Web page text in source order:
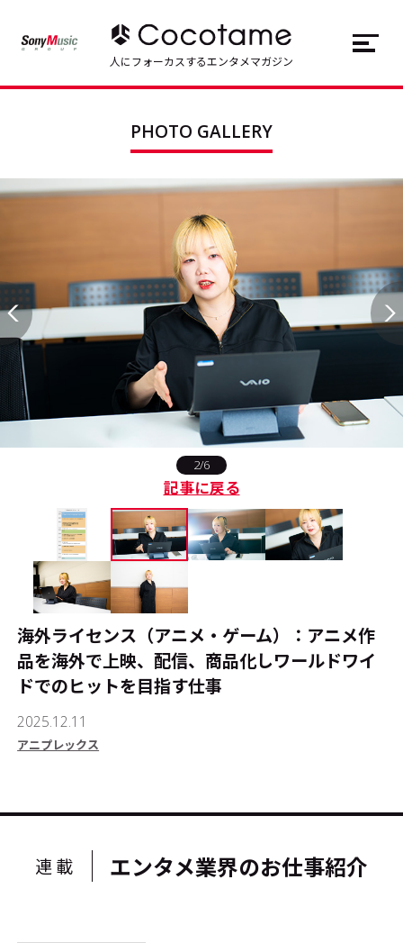
Cocotameとは About
#エンタメ業界のちょっといい話
#リクルート
運営会社 プライバシーポリシー
本サイトご利用にあたって
JP EN
人にフォーカスするエンタメマガジン
PHOTO GALLERY
2/6
記事に戻る
海外ライセンス（アニメ・ゲーム）：アニメ作
品を海外で上映、配信、商品化しワールドワイ
ドでのヒットを目指す仕事
2025.12.11
アニプレックス
連載 エンタメ業界のお仕事紹介